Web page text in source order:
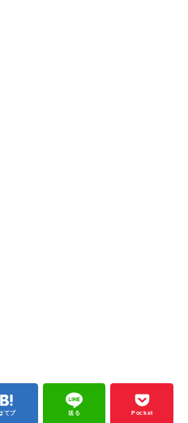
てブ 送る Pocket